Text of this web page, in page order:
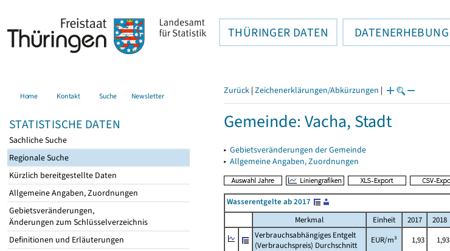
THÜRINGER DATEN DATENERHEBUNG
Home Kontakt Suche Newsletter
STATISTISCHE DATEN
Sachliche Suche
Regionale Suche
Kürzlich bereitgestellte Daten
Allgemeine Angaben, Zuordnungen
Gebietsveränderungen,
Änderungen zum Schlüsselverzeichnis
Definitionen und Erläuterungen
Zurück | Zeichenerklärungen/Abkürzungen |
Gemeinde: Vacha, Stadt
▸ Gebietsveränderungen der Gemeinde
▸ Allgemeine Angaben, Zuordnungen
Wasserentgelte ab 2017
Merkmal
Einheit 2017 2018
Verbrauchsabhängiges Entgelt
(Verbrauchspreis) Durchschnitt
EUR/m³ 1,93 1,93